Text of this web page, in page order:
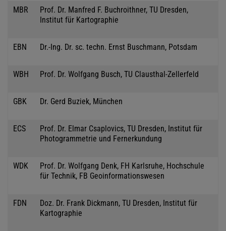
MBR
Prof. Dr. Manfred F. Buchroithner, TU Dresden,
Institut für Kartographie
EBN Dr.-Ing. Dr. sc. techn. Ernst Buschmann, Potsdam
WBH Prof. Dr. Wolfgang Busch, TU Clausthal-Zellerfeld
GBK Dr. Gerd Buziek, München
ECS
Prof. Dr. Elmar Csaplovics, TU Dresden, Institut für
Photogrammetrie und Fernerkundung
WDK
Prof. Dr. Wolfgang Denk, FH Karlsruhe, Hochschule
für Technik, FB Geoinformationswesen
FDN
Doz. Dr. Frank Dickmann, TU Dresden, Institut für
Kartographie